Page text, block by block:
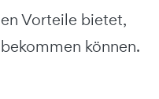
Vorteile bietet,
können.